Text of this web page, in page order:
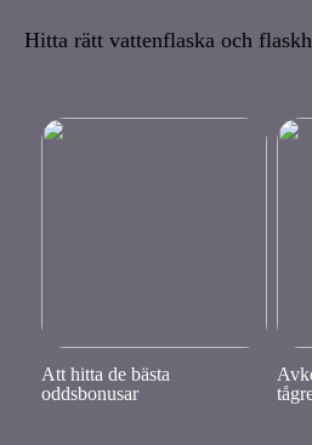
Hitta rätt vattenflaska och
Att hitta de bästa
oddsbonusar